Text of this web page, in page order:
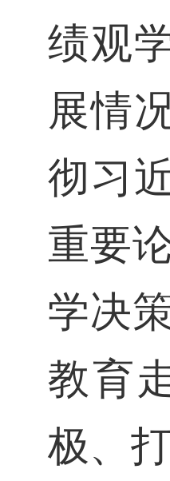
绩观
展情
彻习
重要
学决
教育
极、